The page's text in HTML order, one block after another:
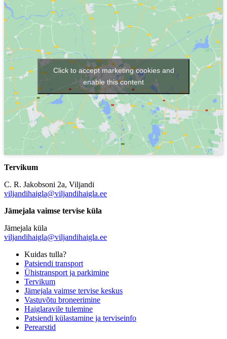
Click to accept marketing cookies and
enable this content
Tervikum
C. R. Jakobsoni 2a, Viljandi
viljandihaigla@viljandihaigla.ee
Jämejala vaimse tervise küla
Jämejala küla
viljandihaigla@viljandihaigla.ee
Kuidas tulla?
Patsiendi transport
Ühistransport ja parkimine
Tervikum
Jämejala vaimse tervise keskus
Vastuvõtu broneerimine
Haiglaravile tulemine
Patsiendi külastamine ja terviseinfo
Perearstid